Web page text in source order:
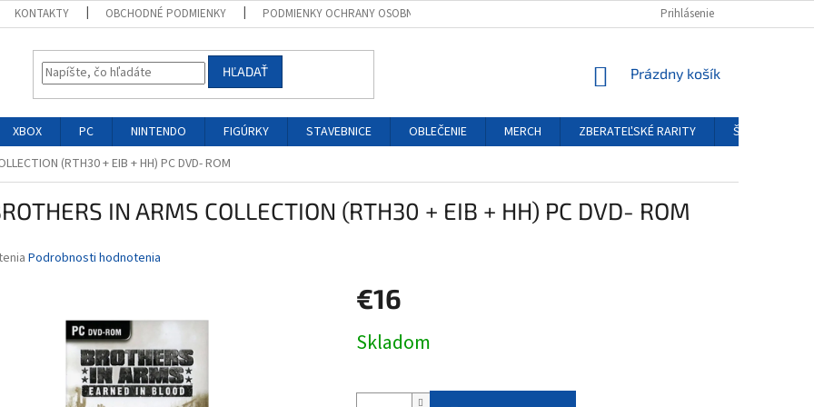
KONTAKTY OBCHODNÉ PODMIENKY PODMIENKY OCHRANY OSOBNÝCH ÚDAJOV FORMULÁR ODSTÚPENIA
Prihlásenie
HĽADAŤ
NÁKUPNÝ
Prázdny košík
XBOX PC NINTENDO FIGÚRKY STAVEBNICE OBLEČENIE MERCH ZBERATEĽSKÉ RARITY
ŠPECIÁLNE
(RTH30 + EIB + HH) PC DVD- ROM
IN ARMS COLLECTION (RTH30 + EIB + HH) PC DVD- ROM
Podrobnosti hodnotenia
€16
cena:
Skladom